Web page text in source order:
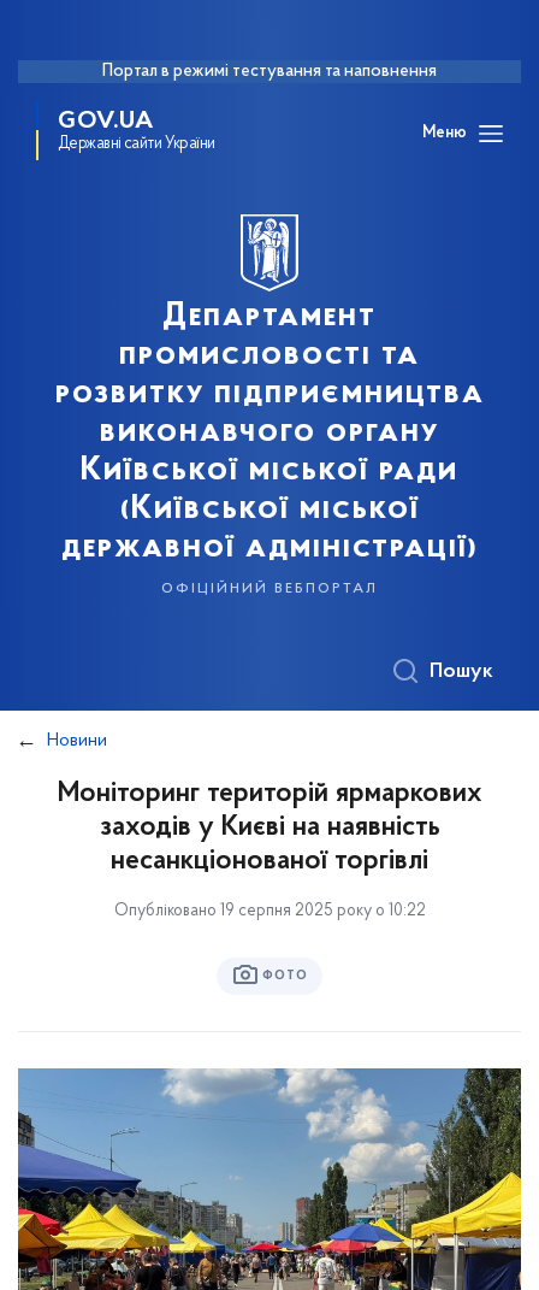
Портал в режимі тестування та наповнення
GOV.UA
Державні сайти України
Меню
Департамент
промисловості та
розвитку підприємництва
виконавчого органу
Київської міської ради
(Київської міської
державної адміністрації)
офіційний вебпортал
Пошук
Новини
Моніторинг територій ярмаркових
заходів у Києві на наявність
несанкціонованої торгівлі
Опубліковано 19 серпня 2025 року о 10:22
ФОТО